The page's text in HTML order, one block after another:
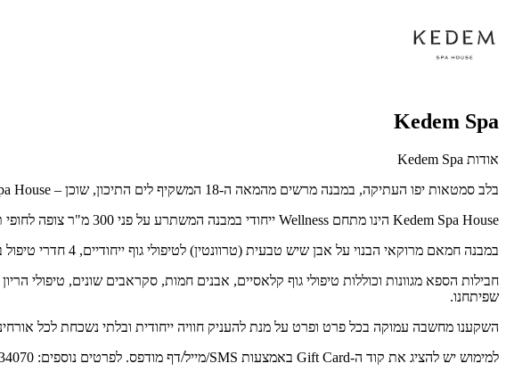
Kedem Spa
אודות Kedem Spa
בלב סמטאות יפו העתיקה, במבנה מרשים מהמאה ה-18 המשקיף לים התיכון, שוכן
House –
Kedem Spa House הינו מתחם Wellness ייחודי במבנה המשתרע על פני 300 מ"ר צופה לחופי תל אביב, נמל יפו והעיר העתיקה.
במבנה חמאם מרוקאי הבנוי על אבן שיש טבעית (טרוונטין) לטיפולי גוף ייחודיים, 4 חדרי טיפול בחללים יפואים אותנטיים, מתחמי הירגעות מפנקים וגגות עם נוף עוצר נשימה.
חבילות הספא מגוונות וכוללות טיפולי גוף קלאסיים, אבנים חמות, סקראבים שונים, טיפולי
שפיתחנו.
השקענו מחשבה עמוקה בכל פרט ופרט על מנת להעניק חוויה ייחודית ובלתי נשכחת לכל
למימוש יש להציג את קוד ה-Gift Card באמצעות SMS/מייל/דף מודפס. לפרטים נוספים: 077-3034070